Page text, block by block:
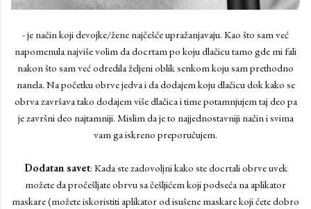
- je način koji devojke/žene najčešće upražanjavaju. Kao što sam već
napomenula najviše volim da docrtam po koju dlačicu tamo gde mi fali
nakon što sam već odredila željeni oblik senkom koju sam prethodno
nanela. Na početku obrve jedva i da dodajem koju dlačicu dok kako se
obrva završava tako dodajem više dlačica i time potamnjujem taj deo pa
je završni deo najtamniji. Mislim da je to najjednostavniji način i svima
vam ga iskreno preporučujem.
Dodatan savet: Kada ste zadovoljni kako ste docrtali obrve uvek
možete da pročešljate obrvu sa češljićem koji podseća na aplikator
maskare (možete iskoristiti aplikator od isušene maskare koji ćete dobro